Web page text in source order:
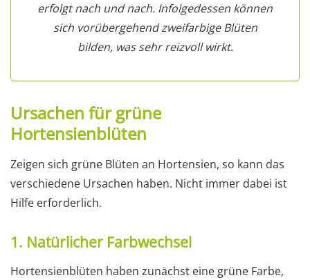
erfolgt nach und nach. Infolgedessen können
sich vorübergehend zweifarbige Blüten
bilden, was sehr reizvoll wirkt.
Ursachen für grüne
Hortensienblüten
Zeigen sich grüne Blüten an Hortensien, so kann das
verschiedene Ursachen haben. Nicht immer dabei ist
Hilfe erforderlich.
1. Natürlicher Farbwechsel
Hortensienblüten haben zunächst eine grüne Farbe,